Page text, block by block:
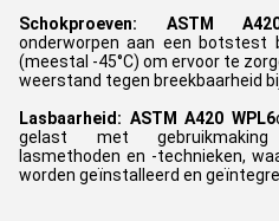
Schokproeven: ASTM
onderworpen aan een botstest
(meestal -45°C) om ervoor te
weerstand tegen breekbaarheid
Lasbaarheid: ASTM A420 WPL6
gelast met gebruikmaking
lasmethoden en -technieken,
worden geïnstalleerd en